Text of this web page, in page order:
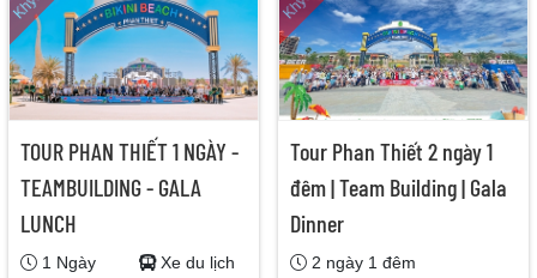
TOUR PHAN THIẾT 1 NGÀY -
TEAMBUILDING - GALA
LUNCH
1 Ngày
Xe du lịch
Tour Phan Thiết 2 ngày 1
đêm | Team Building | Gala
Dinner
2 ngày 1 đêm